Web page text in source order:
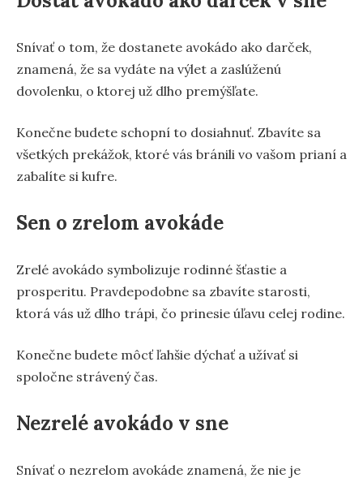
Snívať o tom, že dostanete avokádo ako darček,
znamená, že sa vydáte na výlet a zaslúženú
dovolenku, o ktorej už dlho premýšľate.
Konečne budete schopní to dosiahnuť. Zbavíte sa
všetkých prekážok, ktoré vás bránili vo vašom prianí a
zabalíte si kufre.
Sen o zrelom avokáde
Zrelé avokádo symbolizuje rodinné šťastie a
prosperitu. Pravdepodobne sa zbavíte starosti,
ktorá vás už dlho trápi, čo prinesie úľavu celej rodine.
Konečne budete môcť ľahšie dýchať a užívať si
spoločne strávený čas.
Nezrelé avokádo v sne
Snívať o nezrelom avokáde znamená, že nie je